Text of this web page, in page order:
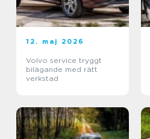
12. maj 2026
Volvo service tryggt
bilägande med rätt
verkstad